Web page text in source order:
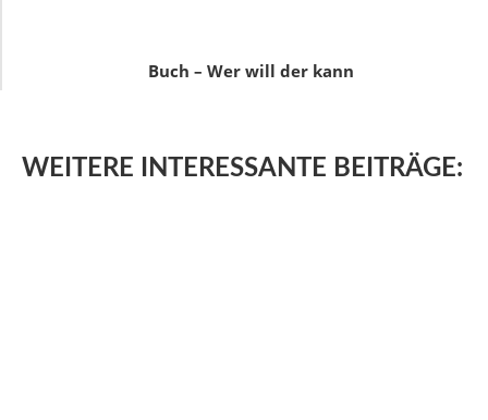
Buch – Wer will der kann
WEITERE INTERESSANTE BEITRÄGE: